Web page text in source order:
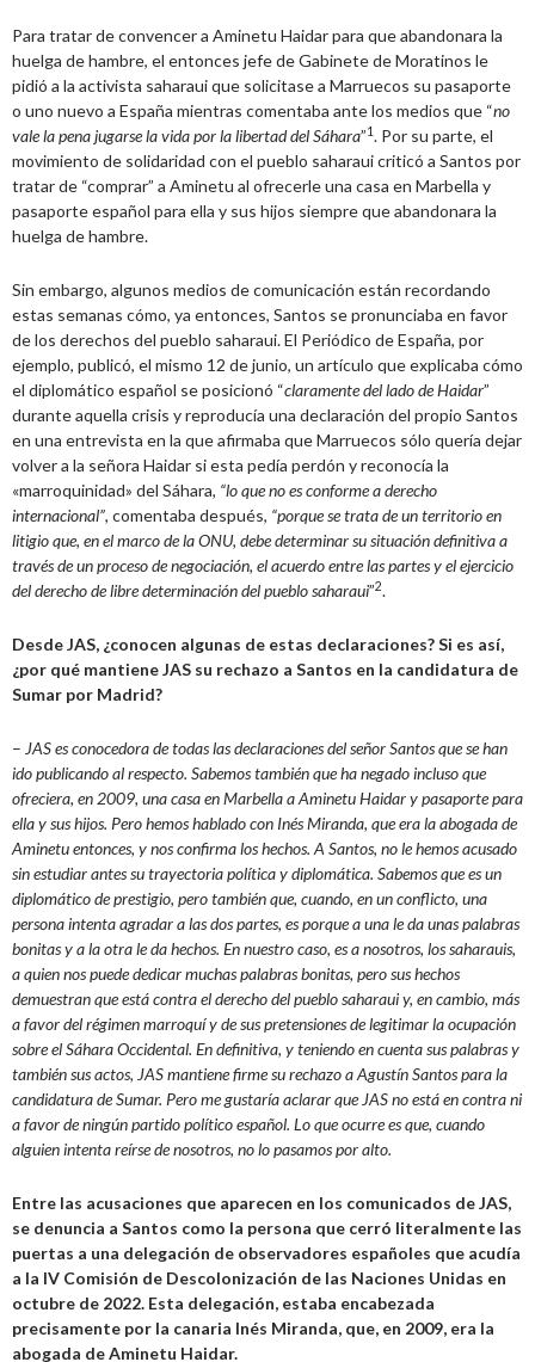
Para tratar de convencer a Aminetu Haidar para que abandonara la
huelga de hambre, el entonces jefe de Gabinete de Moratinos le
pidió a la activista saharaui que solicitase a Marruecos su pasaporte
o uno nuevo a España mientras comentaba ante los medios que “no
vale la pena jugarse la vida por la libertad del Sáhara”1. Por su parte, el
movimiento de solidaridad con el pueblo saharaui criticó a Santos por
tratar de “comprar” a Aminetu al ofrecerle una casa en Marbella y
pasaporte español para ella y sus hijos siempre que abandonara la
huelga de hambre.
Sin embargo, algunos medios de comunicación están recordando
estas semanas cómo, ya entonces, Santos se pronunciaba en favor
de los derechos del pueblo saharaui. El Periódico de España, por
ejemplo, publicó, el mismo 12 de junio, un artículo que explicaba cómo
el diplomático español se posicionó “claramente del lado de Haidar”
durante aquella crisis y reproducía una declaración del propio Santos
en una entrevista en la que afirmaba que Marruecos sólo quería dejar
volver a la señora Haidar si esta pedía perdón y reconocía la
«marroquinidad» del Sáhara, “lo que no es conforme a derecho
internacional”, comentaba después, “porque se trata de un territorio en
litigio que, en el marco de la ONU, debe determinar su situación definitiva a
través de un proceso de negociación, el acuerdo entre las partes y el ejercicio
del derecho de libre determinación del pueblo saharaui”2.
Desde JAS, ¿conocen algunas de estas declaraciones? Si es así,
¿por qué mantiene JAS su rechazo a Santos en la candidatura de
Sumar por Madrid?
– JAS es conocedora de todas las declaraciones del señor Santos que se han
ido publicando al respecto. Sabemos también que ha negado incluso que
ofreciera, en 2009, una casa en Marbella a Aminetu Haidar y pasaporte para
ella y sus hijos. Pero hemos hablado con Inés Miranda, que era la abogada de
Aminetu entonces, y nos confirma los hechos. A Santos, no le hemos acusado
sin estudiar antes su trayectoria política y diplomática. Sabemos que es un
diplomático de prestigio, pero también que, cuando, en un conflicto, una
persona intenta agradar a las dos partes, es porque a una le da unas palabras
bonitas y a la otra le da hechos. En nuestro caso, es a nosotros, los saharauis,
a quien nos puede dedicar muchas palabras bonitas, pero sus hechos
demuestran que está contra el derecho del pueblo saharaui y, en cambio, más
a favor del régimen marroquí y de sus pretensiones de legitimar la ocupación
sobre el Sáhara Occidental. En definitiva, y teniendo en cuenta sus palabras y
también sus actos, JAS mantiene firme su rechazo a Agustín Santos para la
candidatura de Sumar. Pero me gustaría aclarar que JAS no está en contra ni
a favor de ningún partido político español. Lo que ocurre es que, cuando
alguien intenta reírse de nosotros, no lo pasamos por alto.
Entre las acusaciones que aparecen en los comunicados de JAS,
se denuncia a Santos como la persona que cerró literalmente las
puertas a una delegación de observadores españoles que acudía
a la IV Comisión de Descolonización de las Naciones Unidas en
octubre de 2022. Esta delegación, estaba encabezada
precisamente por la canaria Inés Miranda, que, en 2009, era la
abogada de Aminetu Haidar.